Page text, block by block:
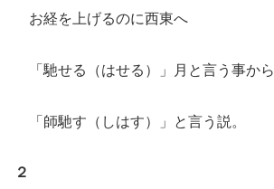
お経を上げるのに西東へ
「馳せる（はせる）」月と言う事から
「師馳す（しはす）」と言う説。
２